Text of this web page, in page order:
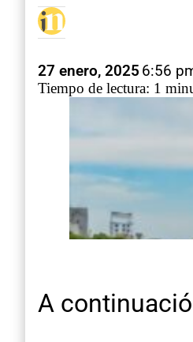
27 enero, 2025 6:56
Tiempo de lectura: 1
A